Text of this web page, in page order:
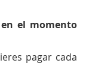
el momento
pagar cada